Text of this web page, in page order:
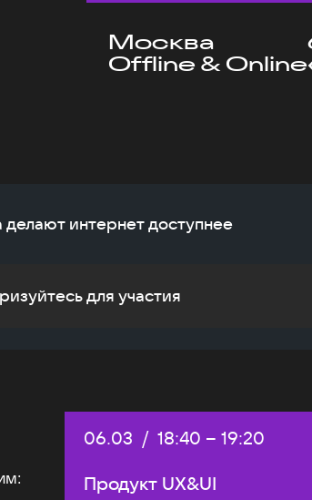
Москва
Offline & Online
делают интернет доступнее
для участия
Дата:
06.03 / Начало:
18:40 – Конец:
19:20
Продукт UX&UI